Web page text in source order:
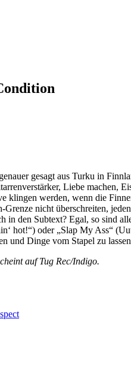
gesagt aus Turku in
Liebe machen,
klingen werden, wenn die
nicht überschreiten,
in den Subtext? Egal, so sind
hot!“) oder „Slap My Ass“
und Dinge vom Stapel zu
auf Tug Rec/Indigo.